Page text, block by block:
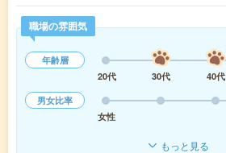
職場の雰囲気
年齢層
20代
30代 40代
男女比率
女性
もっと見る